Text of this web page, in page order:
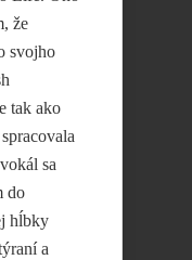
že
svojho
tak ako
sa
do
hĺbky
a